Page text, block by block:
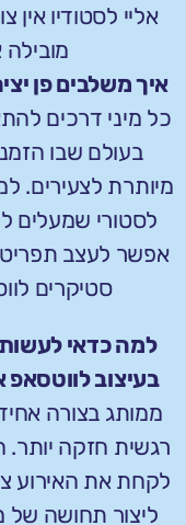
אליי לסטודיו אין
איך משלבים פן
כל מיני דרכים
בעולם שבו
מיותרת לצעירים.
לסטורי שמעלים
אפשר לעצב תפריט
סטיקרים
למה כדאי
בעיצוב לווטסאפ
ממותג בצורה
רגשית חזקה יותר.
לקחת את האירוע
ליצור תחושה של